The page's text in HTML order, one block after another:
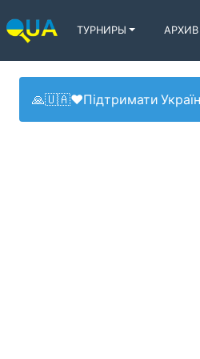
ТУРНИРЫ АРХИВ
🙏🇺🇦❤️Підтримати